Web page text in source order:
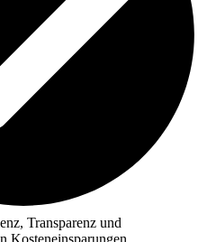
Transparenz und